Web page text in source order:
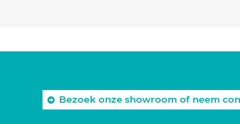
Bezoek onze showroom of neem